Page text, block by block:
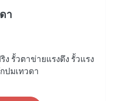
า
ง รั้วตาข่ายแรงดึง รั้วแรง
ปมเทวดา